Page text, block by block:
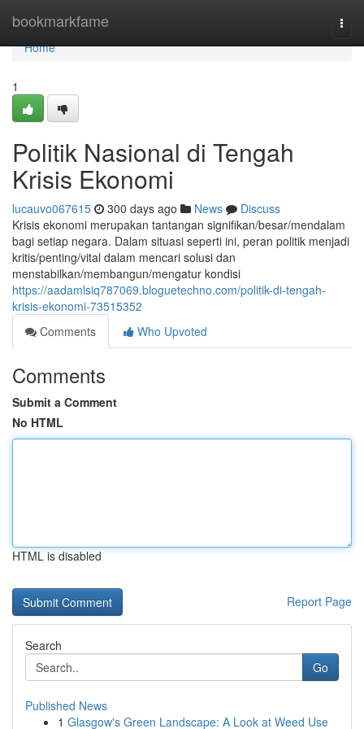
bookmarkfame
Home
Home
1
Politik Nasional di Tengah
Krisis Ekonomi
lucauvo067615 300 days ago News
Discuss
Krisis ekonomi merupakan tantangan signifikan/besar/mendalam
bagi setiap negara. Dalam situasi seperti ini, peran politik menjadi
kritis/penting/vital dalam mencari solusi dan
menstabilkan/membangun/mengatur kondisi
https://aadamlsiq787069.bloguetechno.com/politik-di-tengah-
krisis-ekonomi-73515352
Comments
Who Upvoted
Comments
Submit a Comment
No HTML
HTML is disabled
Report Page
Search
Go
Published News
1 Glasgow's Green Landscape: A Look at Weed Use